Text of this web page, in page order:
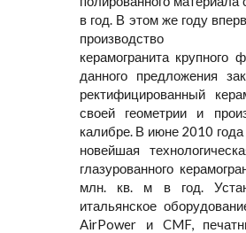
в год. В этом же году
производство
керамогранита крупного
данного предложения
ректифицированный
своей геометрии и
калибре. В июне 2010
новейшая
глазурованного
млн. кв. м в год.
итальянское
AirPower и CMF,